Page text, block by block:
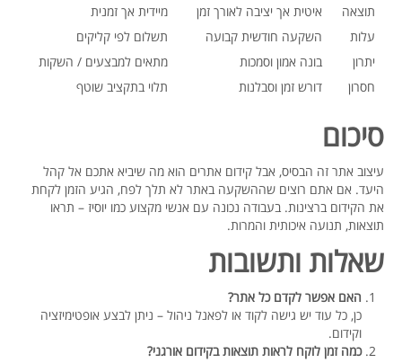
תוצאה
איטית אך יציבה לאורך זמן
מיידית אך זמנית
עלות
השקעה חודשית קבועה
תשלום לפי קליקים
יתרון
בונה אמון וסמכות
מתאים למבצעים / השקות
חסרון
דורש זמן וסבלנות תלוי בתקציב שוטף
סיכום
עיצוב אתר זה הבסיס, אבל קידום אתרים הוא מה שיביא אתכם אל קהל
היעד. אם אתם רוצים שההשקעה באתר לא תלך לפח, הגיע הזמן לקחת
את הקידום ברצינות. בעבודה נכונה עם אנשי מקצוע כמו יוסיז – תראו
תוצאות, תנועה איכותית והמרות.
שאלות ותשובות
האם אפשר לקדם כל אתר?
כן, כל עוד יש גישה לקוד או לפאנל ניהול – ניתן לבצע אופטימיזציה
וקידום.
כמה זמן לוקח לראות תוצאות בקידום אורגני?